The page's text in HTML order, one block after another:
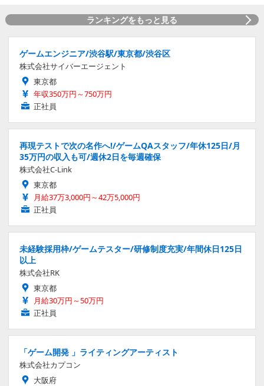
ランキングをもっと見る
ゲームエンジニア/渋谷駅/東京都/渋谷区
株式会社サイバーエージェント
東京都
年収350万円～750万円
正社員
再現テストで次の名作へ!/ゲームQAスタッフ/年休125日/月
35万円の収入も可/週休2日を毎週確保
株式会社C-Link
東京都
月給37万3,000円～42万5,000円
正社員
未経験採用枠/ゲームテスター/研修制度充実/年間休日125日
以上
株式会社RK
東京都
月給30万円～50万円
正社員
「ゲーム開発 」ライティングアーティスト
株式会社カプコン
大阪府